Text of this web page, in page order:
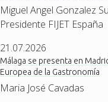
Miguel Angel Gonzalez
Presidente FIJET España
21.07.2026
Málaga se presenta en
Europea de la Gastronomía
Maria José Cavadas